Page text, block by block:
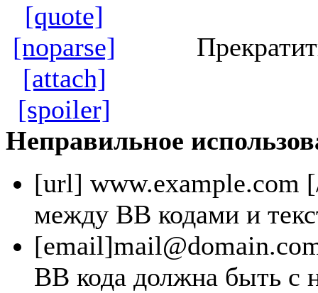
[quote]
[noparse]
[attach]
[spoiler]
Неправильное
[url] www.example.com
между BB кодами и
[email]
BB кода должна быть с